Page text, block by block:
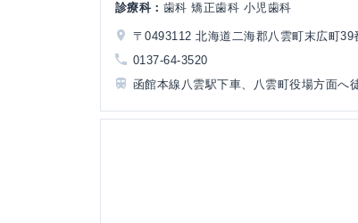
診療科： 歯科 矯正歯科 小児歯科
〒0493112 北海道二海郡八雲町末広町39
0137-64-3520
函館本線八雲駅下車、八雲町役場方面へ